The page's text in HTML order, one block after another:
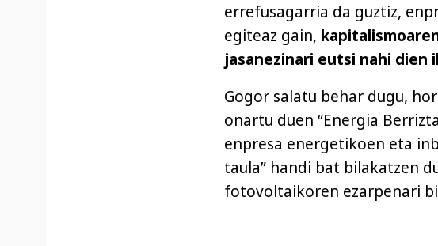
errefusagarria da guztiz,
egiteaz gain,
jasanezinari eutsi nahi dien
Gogor salatu behar dugu,
onartu duen “Energia
enpresa energetikoen eta
taula” handi bat bilakatzen
fotovoltaikoren ezarpenari